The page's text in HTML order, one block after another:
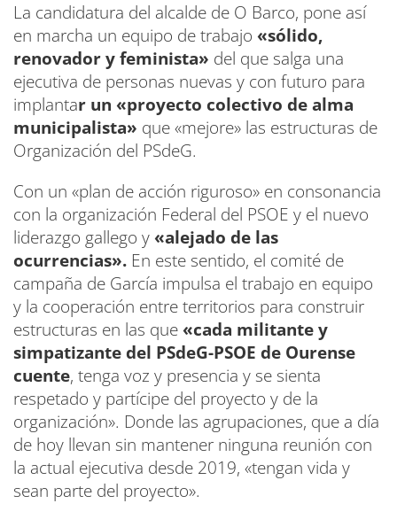
La candidatura del alcalde de O Barco, pone así
en marcha un equipo de trabajo «sólido,
renovador y feminista» del que salga una
ejecutiva de personas nuevas y con futuro para
implantar un «proyecto colectivo de alma
municipalista» que «mejore» las estructuras de
Organización del PSdeG.
Con un «plan de acción riguroso» en consonancia
con la organización Federal del PSOE y el nuevo
liderazgo gallego y«alejado de las
ocurrencias». En este sentido, el comité de
campaña de García impulsa el trabajo en equipo
y la cooperación entre territorios para construir
estructuras en las que«cada militante y
simpatizante del PSdeG-PSOE de Ourense
cuente, tenga voz y presencia y se sienta
respetado y partícipe del proyecto y de la
organización». Donde las agrupaciones, que a día
de hoy llevan sin mantener ninguna reunión con
la actual ejecutiva desde 2019, «tengan vida y
sean parte del proyecto».